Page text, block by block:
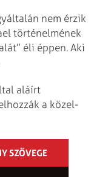
nem érzik
történelmének
éli éppen. Aki
aláírt
a közel-
SZÖVEGE